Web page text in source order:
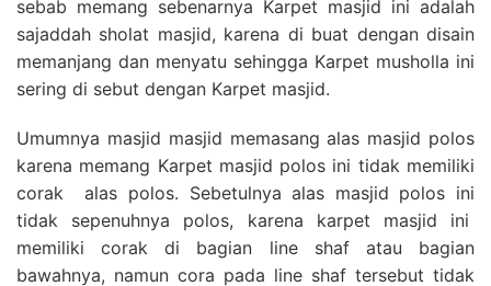
sebab memang sebenarnya Karpet masjid ini adalah
sajaddah sholat masjid, karena di buat dengan disain
memanjang dan menyatu sehingga Karpet musholla ini
sering di sebut dengan Karpet masjid.
Umumnya masjid masjid memasang alas masjid polos
karena memang Karpet masjid polos ini tidak memiliki
corak alas polos. Sebetulnya alas masjid polos ini
tidak sepenuhnya polos, karena karpet masjid ini
memiliki corak di bagian line shaf atau bagian
bawahnya, namun cora pada line shaf tersebut tidak